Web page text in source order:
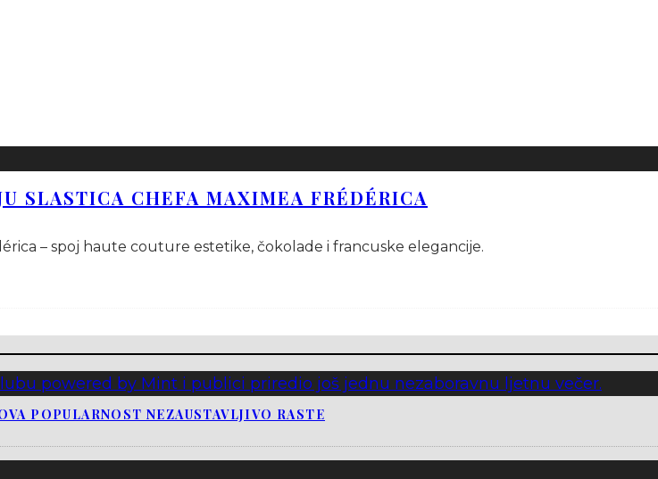
SLASTICA CHEFA MAXIMEA FRÉDÉRICA
– spoj haute couture estetike, čokolade i francuske elegancije.
POPULARNOST NEZAUSTAVLJIVO RASTE